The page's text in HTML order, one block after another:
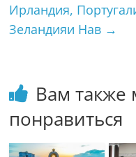
Ирландия,
Зеландияи Нав →
Вам также
понравиться